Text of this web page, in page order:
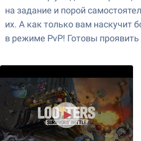
на задание и порой
их. А как только вам наскучит
в режиме PvP! Готовы